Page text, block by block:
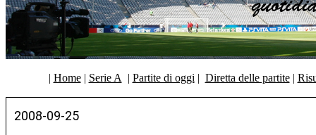
| Home| Serie A | Partite di oggi | Diretta delle partite|
2008-09-25